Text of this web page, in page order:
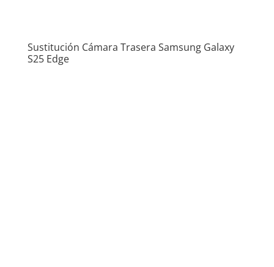
Sustitución Cámara Trasera Samsung Galaxy
S25 Edge